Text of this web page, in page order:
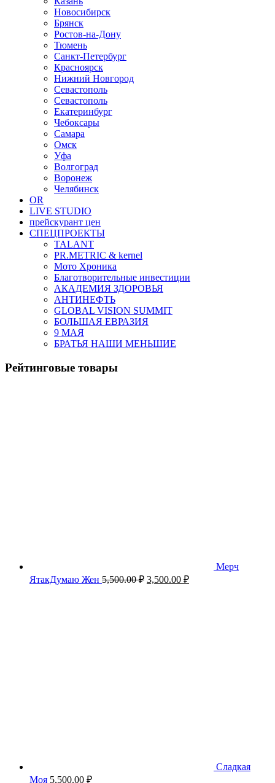
Новосибирск
Брянск
Ростов-на-Дону
Тюмень
Санкт-Петербург
Красноярск
Нижний Новгород
Севастополь
Севастополь
Екатеринбург
Чебоксары
Самара
Омск
Уфа
Волгоград
Воронеж
Челябинск
OR
LIVE STUDIO
прейскурант цен
СПЕЦПРОЕКТЫ
TALANT
PR.METRIC & kernel
Мото Хроника
Благотворительные инвестиции
АКАДЕМИЯ ЗДОРОВЬЯ
АНТИНЕФТЬ
GLOBAL VISION SUMMIT
БОЛЬШАЯ ЕВРАЗИЯ
9 МАЯ
БРАТЬЯ НАШИ МЕНЬШИЕ
Рейтинговые товары
Мерч
ЯтакДумаю Жен 5,500.00₽ Первоначальная
3,500.00 ₽Текущая
Сладкая
Моя 5,500.00 ₽